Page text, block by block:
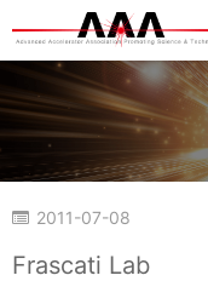
2011-07-08
Frascati Lab